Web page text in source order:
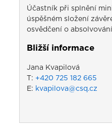
Účastník při splnění
úspěšném složení
osvědčení o
Bližší informace
Jana Kvapilová
T: +420 725 182 665
E: kvapilova@csq.cz